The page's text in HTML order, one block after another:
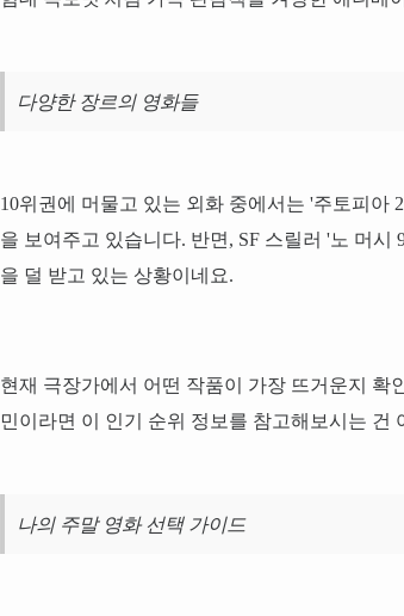
다양한 장르의 영화들
10위권에 머물고 있는 외화 중에서는 '주토피아
을 보여주고 있습니다. 반면, SF 스릴러 '노 머
을 덜 받고 있는 상황이네요.
현재 극장가에서 어떤 작품이 가장 뜨거운지 확
민이라면 이 인기 순위 정보를 참고해보시는 건
나의 주말 영화 선택 가이드